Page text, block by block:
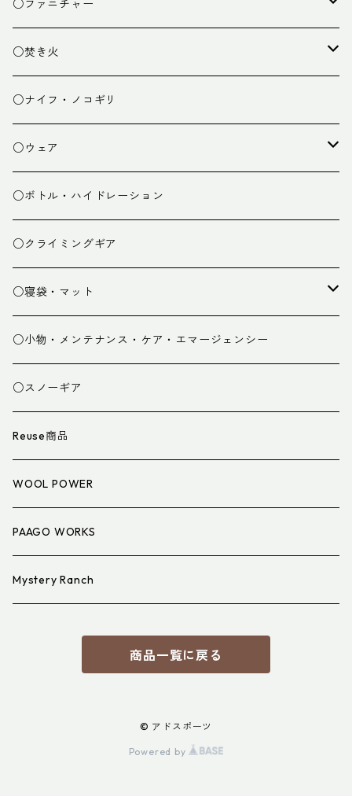
ランタン
○ファニチャー
テーブル
チェア
○焚き火
焚き火台
焚き火小物
○ナイフ・ノコギリ
○ウェア
ミドルレイヤー
ベースレイヤー
パンツ
グローブ
スパッツ・ゲイター
衣類小物
アイウェア
○ボトル・ハイドレーション
○クライミングギア
○寝袋・マット
寝袋
マット
寝具小物
○小物・メンテナンス・ケア・エマージェンシー
○スノーギア
Reuse商品
WOOL POWER
PAAGO WORKS
Mystery Ranch
商品一覧に戻る
© アドスポーツ
Powered by